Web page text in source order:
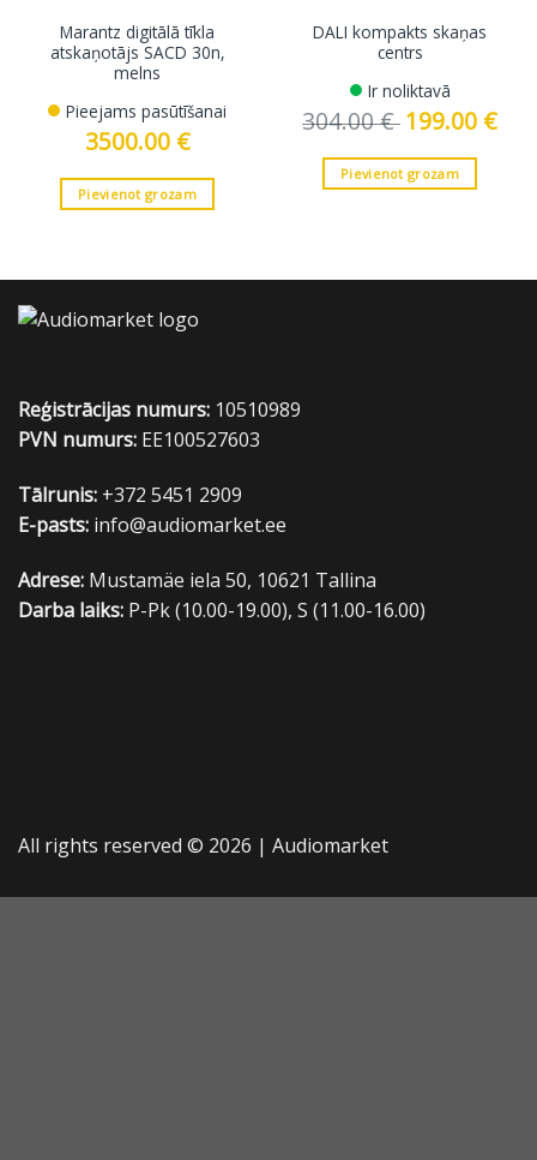
Marantz digitālā tīkla
atskaņotājs SACD 30n,
melns
Pieejams pasūtīšanai
3500.00 €
Pievienot grozam
DALI kompakts skaņas
centrs
Ir noliktavā
304.00€ Original
price
304.00 €.
199.00 €price
Pievienot grozam
Reģistrācijas numurs: 10510989
PVN numurs: EE100527603
Tālrunis: +372 5451 2909
E-pasts: info@audiomarket.ee
Adrese: Mustamäe iela 50, 10621 Tallina
Darba laiks: P-Pk (10.00-19.00), S (11.00-16.00)
All rights reserved © 2026 | Audiomarket